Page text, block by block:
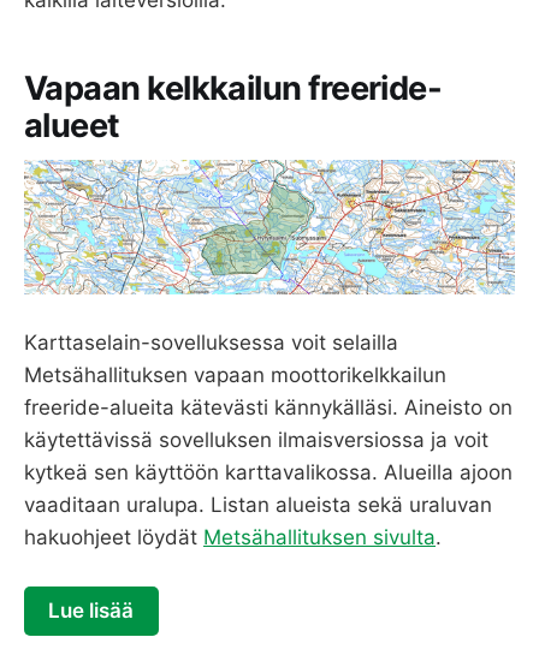
Vapaan kelkkailun freeride-
alueet
Karttaselain-sovelluksessa voit selailla
Metsähallituksen vapaan moottorikelkkailun
freeride-alueita kätevästi kännykälläsi. Aineisto on
käytettävissä sovelluksen ilmaisversiossa ja voit
kytkeä sen käyttöön karttavalikossa. Alueilla ajoon
vaaditaan uralupa. Listan alueista sekä uraluvan
hakuohjeet löydät Metsähallituksen sivulta.
Lue lisää